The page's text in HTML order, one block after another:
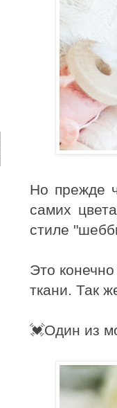
Но прежде
самих
стиле
Это
ткани. Так
💓Один из